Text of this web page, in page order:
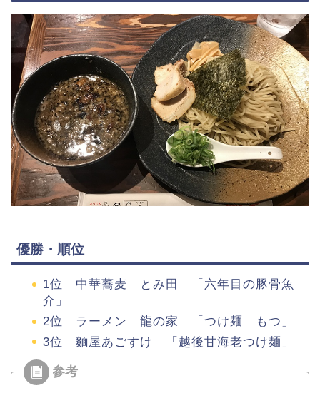
優勝・順位
1位 中華蕎麦 とみ田 「六年目の豚骨魚
介」
2位 ラーメン 龍の家 「つけ麺 もつ」
3位 麵屋あごすけ 「越後甘海老つけ麺」